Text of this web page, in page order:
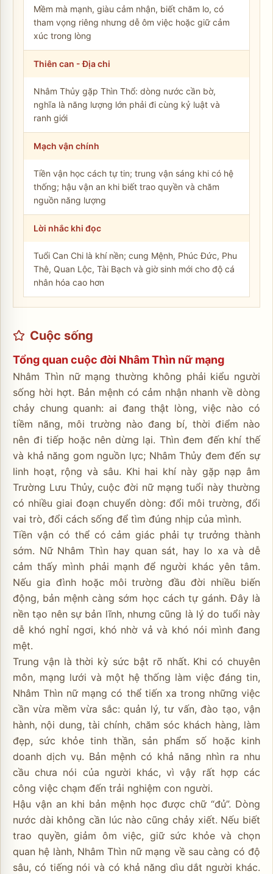
Mềm mà mạnh, giàu cảm nhận, biết chăm lo, có
tham vọng riêng nhưng dễ ôm việc hoặc giữ cảm
xúc trong lòng
Thiên can - Địa chi
Nhâm Thủy gặp Thìn Thổ: dòng nước cần bờ,
nghĩa là năng lượng lớn phải đi cùng kỷ luật và
ranh giới
Mạch vận chính
Tiền vận học cách tự tin; trung vận sáng khi có hệ
thống; hậu vận an khi biết trao quyền và chăm
nguồn năng lượng
Lời nhắc khi đọc
Tuổi Can Chi là khí nền; cung Mệnh, Phúc Đức, Phu
Thê, Quan Lộc, Tài Bạch và giờ sinh mới cho độ cá
nhân hóa cao hơn
Cuộc sống
Tổng quan cuộc đời Nhâm Thìn nữ mạng
Nhâm Thìn nữ mạng thường không phải kiểu người
sống hời hợt. Bản mệnh có cảm nhận nhanh về dòng
chảy chung quanh: ai đang thật lòng, việc nào có
tiềm năng, môi trường nào đang bí, thời điểm nào
nên đi tiếp hoặc nên dừng lại. Thìn đem đến khí thế
và khả năng gom nguồn lực; Nhâm Thủy đem đến sự
linh hoạt, rộng và sâu. Khi hai khí này gặp nạp âm
Trường Lưu Thủy, cuộc đời nữ mạng tuổi này thường
có nhiều giai đoạn chuyển dòng: đổi môi trường, đổi
vai trò, đổi cách sống để tìm đúng nhịp của mình.
Tiền vận có thể có cảm giác phải tự trưởng thành
sớm. Nữ Nhâm Thìn hay quan sát, hay lo xa và dễ
cảm thấy mình phải mạnh để người khác yên tâm.
Nếu gia đình hoặc môi trường đầu đời nhiều biến
động, bản mệnh càng sớm học cách tự gánh. Đây là
nền tạo nên sự bản lĩnh, nhưng cũng là lý do tuổi này
dễ khó nghỉ ngơi, khó nhờ vả và khó nói mình đang
mệt.
Trung vận là thời kỳ sức bật rõ nhất. Khi có chuyên
môn, mạng lưới và một hệ thống làm việc đáng tin,
Nhâm Thìn nữ mạng có thể tiến xa trong những việc
cần vừa mềm vừa sắc: quản lý, tư vấn, đào tạo, vận
hành, nội dung, tài chính, chăm sóc khách hàng, làm
đẹp, sức khỏe tinh thần, sản phẩm số hoặc kinh
doanh dịch vụ. Bản mệnh có khả năng nhìn ra nhu
cầu chưa nói của người khác, vì vậy rất hợp các
công việc chạm đến trải nghiệm con người.
Hậu vận an khi bản mệnh học được chữ “đủ”. Dòng
nước dài không cần lúc nào cũng chảy xiết. Nếu biết
trao quyền, giảm ôm việc, giữ sức khỏe và chọn
quan hệ lành, Nhâm Thìn nữ mạng về sau càng có độ
sâu, có tiếng nói và có khả năng dìu dắt người khác.